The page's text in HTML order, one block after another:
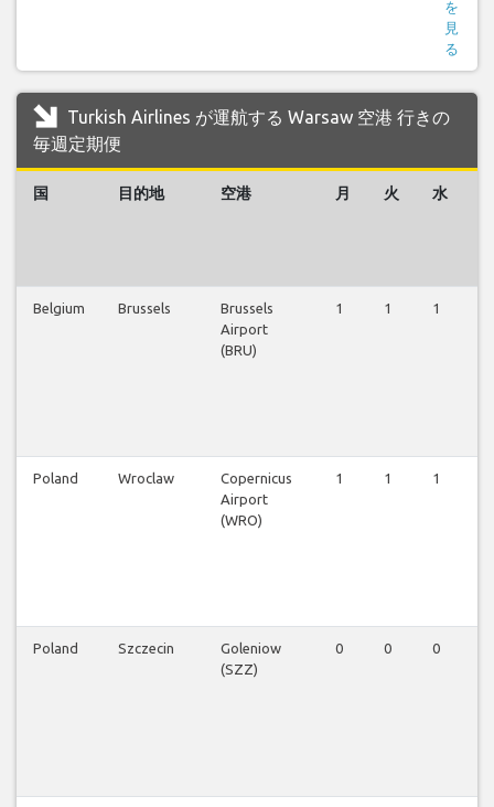
を
見
る
Turkish Airlines が運航する Warsaw 空港 行きの
毎週定期便
国 目的地 空港 月 火 水
Belgium Brussels
Brussels
Airport
(BRU)
1 1 1
Poland Wroclaw
Copernicus
Airport
(WRO)
1 1 1
Poland Szczecin
Goleniow
(SZZ)
0 0 0